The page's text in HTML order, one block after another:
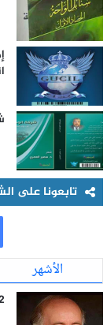
تابعونا على
الأشهر